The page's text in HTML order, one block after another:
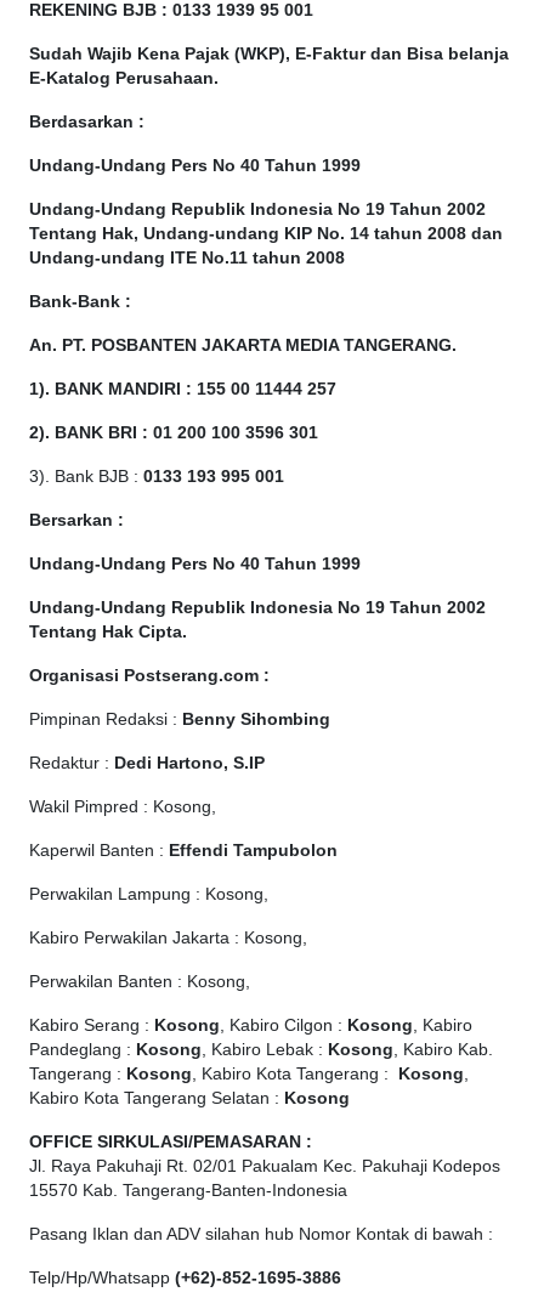
REKENING BJB : 0133 1939 95 001
Sudah Wajib Kena Pajak (WKP), E-Faktur dan Bisa belanja
E-Katalog Perusahaan.
Berdasarkan :
Undang-Undang Pers No 40 Tahun 1999
Undang-Undang Republik Indonesia No 19 Tahun 2002
Tentang Hak, Undang-undang KIP No. 14 tahun 2008 dan
Undang-undang ITE No.11 tahun 2008
Bank-Bank :
An. PT. POSBANTEN JAKARTA MEDIA TANGERANG.
1). BANK MANDIRI : 155 00 11444 257
2). BANK BRI : 01 200 100 3596 301
3). Bank BJB : 0133 193 995 001
Bersarkan :
Undang-Undang Pers No 40 Tahun 1999
Undang-Undang Republik Indonesia No 19 Tahun 2002
Tentang Hak Cipta.
Organisasi Postserang.com :
Pimpinan Redaksi : Benny Sihombing
Redaktur : Dedi Hartono, S.IP
Wakil Pimpred : Kosong,
Kaperwil Banten : Effendi Tampubolon
Perwakilan Lampung : Kosong,
Kabiro Perwakilan Jakarta : Kosong,
Perwakilan Banten : Kosong,
Kabiro Serang : Kosong, Kabiro Cilgon : Kosong, Kabiro
Pandeglang : Kosong, Kabiro Lebak : Kosong, Kabiro Kab.
Tangerang : Kosong, Kabiro Kota Tangerang : Kosong,
Kabiro Kota Tangerang Selatan : Kosong
OFFICE SIRKULASI/PEMASARAN :
Jl. Raya Pakuhaji Rt. 02/01 Pakualam Kec. Pakuhaji Kodepos
15570 Kab. Tangerang-Banten-Indonesia
Pasang Iklan dan ADV silahan hub Nomor Kontak di bawah :
Telp/Hp/Whatsapp (+62)-852-1695-3886